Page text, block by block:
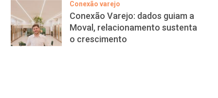
Conexão varejo
Conexão Varejo: dados guiam a
Moval, relacionamento sustenta
o crescimento